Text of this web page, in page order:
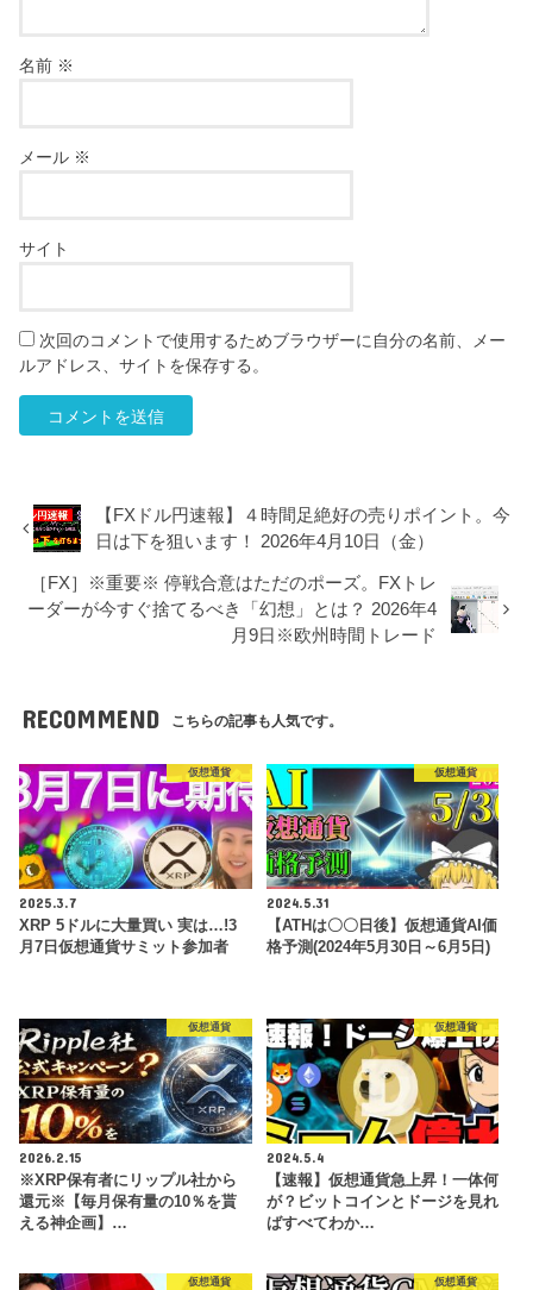
名前 ※
メール ※
サイト
次回のコメントで使用するためブラウザーに自分の名前、メー
ルアドレス、サイトを保存する。
【FXドル円速報】４時間足絶好の売りポイント。今
日は下を狙います！ 2026年4月10日（金）
［FX］※重要※ 停戦合意はただのポーズ。FXトレ
ーダーが今すぐ捨てるべき「幻想」とは？ 2026年4
月9日※欧州時間トレード
RECOMMEND こちらの記事も人気です。
仮想通貨
2025.3.7
XRP 5ドルに大量買い 実は…!3
月7日仮想通貨サミット参加者
仮想通貨
2024.5.31
【ATHは〇〇日後】仮想通貨AI価
格予測(2024年5月30日～6月5日)
仮想通貨
2026.2.15
※XRP保有者にリップル社から
還元※【毎月保有量の10％を貰
える神企画】…
仮想通貨
2024.5.4
【速報】仮想通貨急上昇！一体何
が？ビットコインとドージを見れ
ばすべてわか…
仮想通貨 仮想通貨